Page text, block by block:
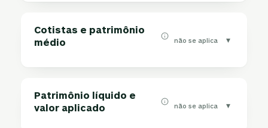
Cotistas e patrimônio
médio
não se aplica ▾
Patrimônio líquido e
valor aplicado
não se aplica ▾